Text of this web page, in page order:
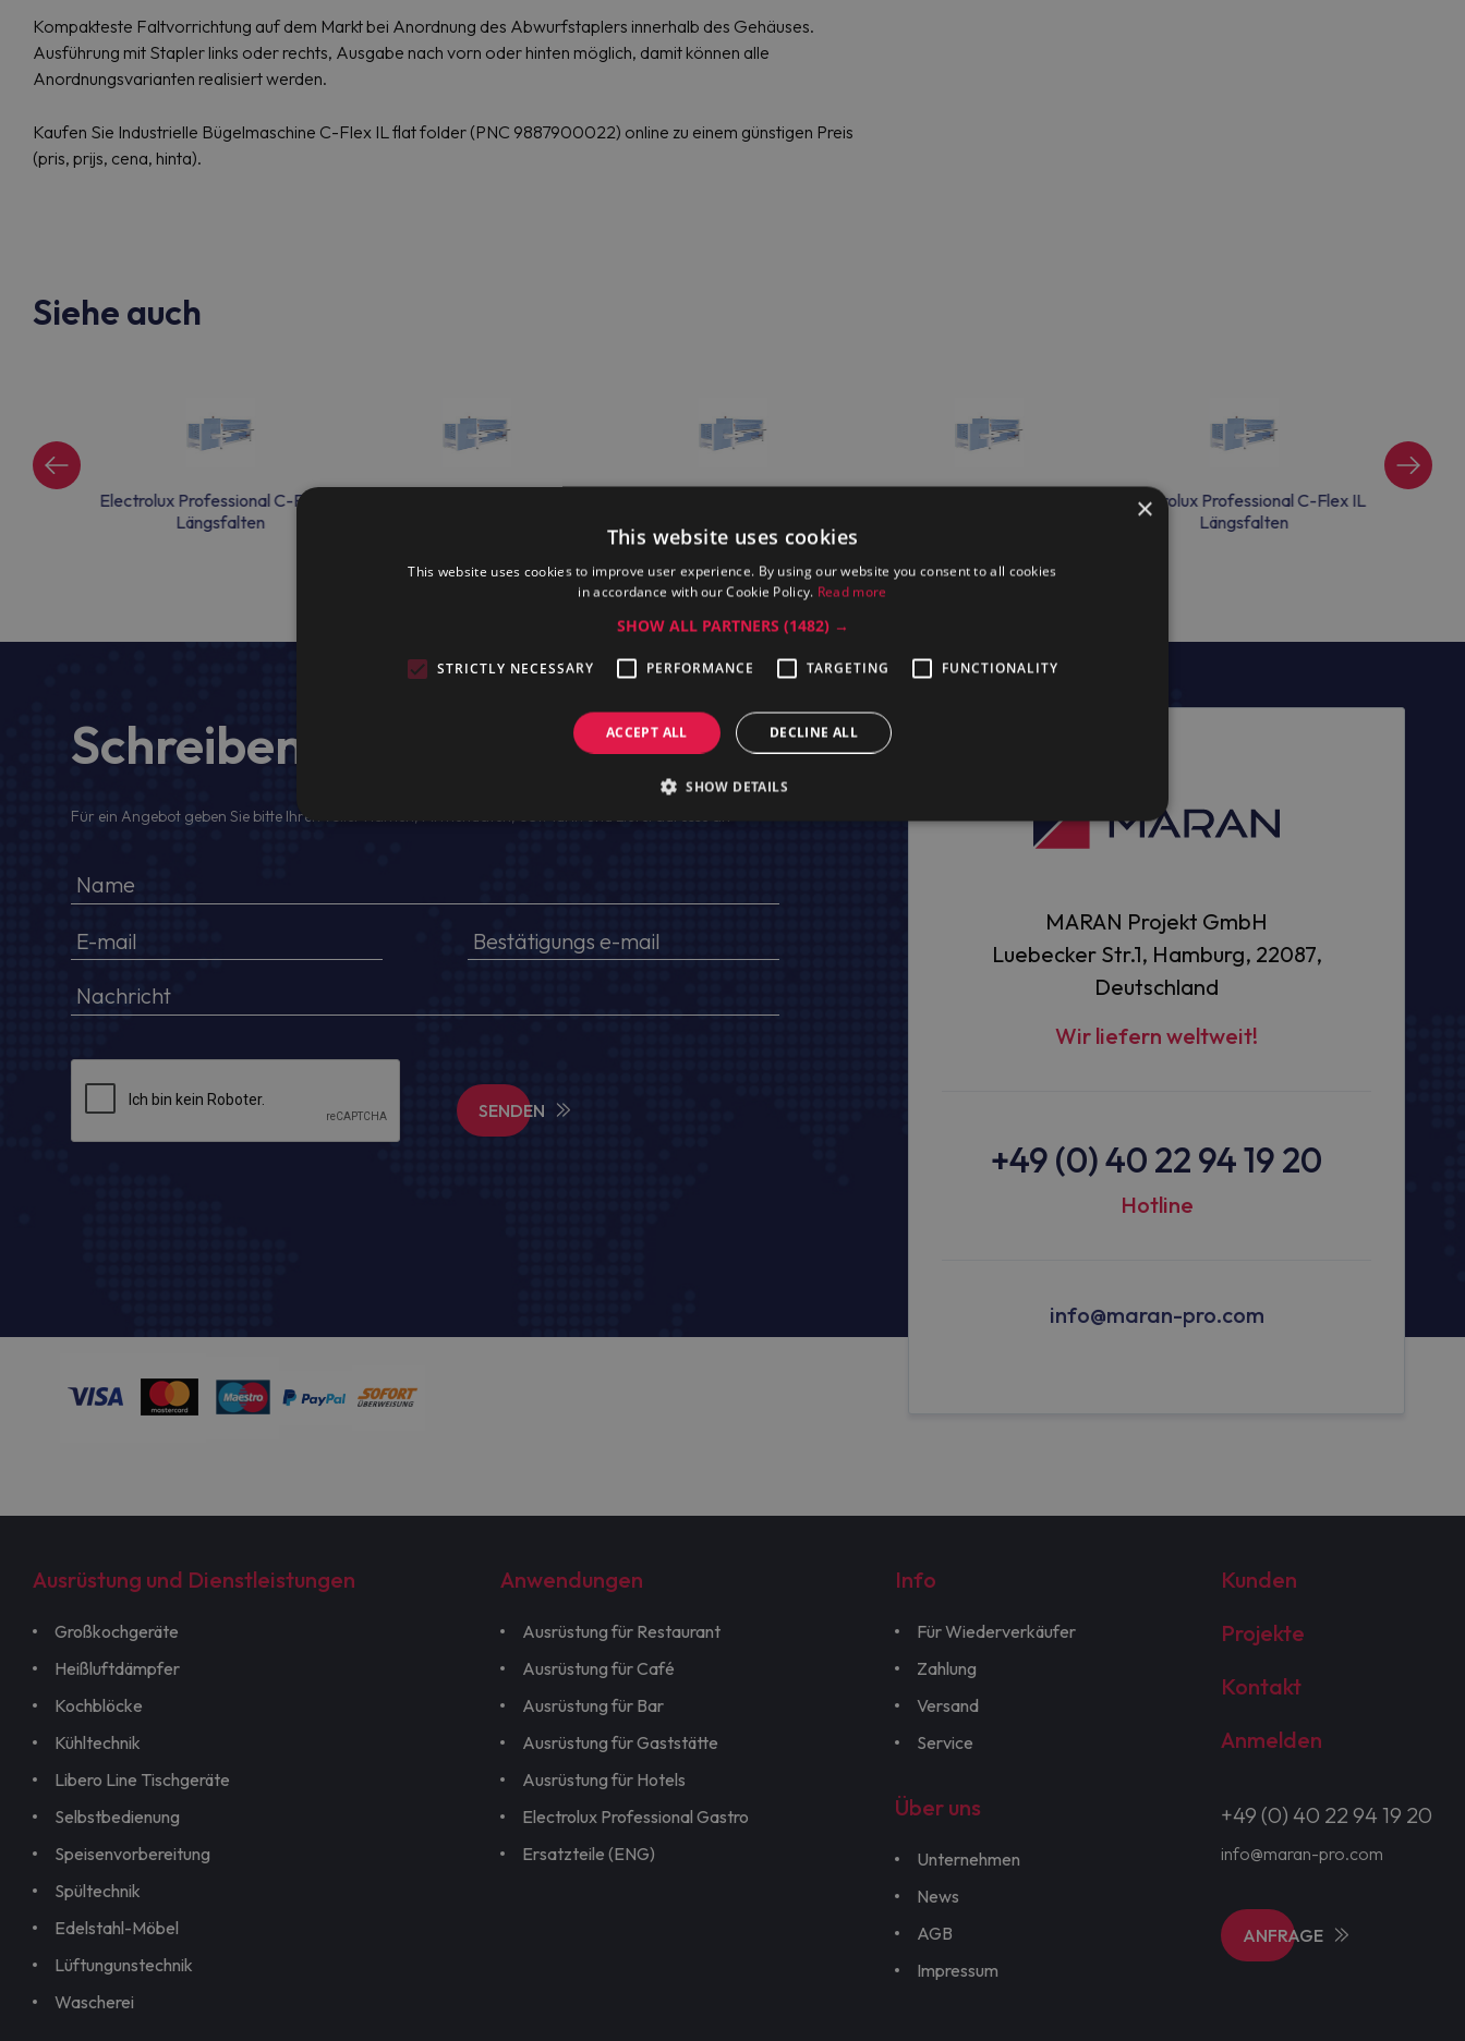
Kompakteste Faltvorrichtung auf dem Markt bei Anordnung des Abwurfstaplers innerhalb des Gehäuses.
Ausführung mit Stapler links oder rechts, Ausgabe nach vorn oder hinten möglich, damit können alle
Anordnungsvarianten realisiert werden.
Kaufen Sie Industrielle Bügelmaschine C-Flex IL flat folder (PNC 9887900022) online zu einem günstigen Preis
(pris, prijs, cena, hinta).
Siehe auch
Electrolux Professional C-Flex IL
Längsfalten
Electrolux Professional C-Flex IL
Längsfalten
Schreiben Sie uns
Für ein Angebot geben Sie bitte Ihren voller Namen, Firmendaten, USt.-IdNr. und Lieferadresse an
SENDEN
MARAN Projekt GmbH
Luebecker Str.1, Hamburg, 22087,
Deutschland
Wir liefern weltweit!
+49 (0) 40 22 94 19 20
Hotline
info@maran-pro.com
Ausrüstung und Dienstleistungen
Großkochgeräte
Heißluftdämpfer
Kochblöcke
Kühltechnik
Libero Line Tischgeräte
Selbstbedienung
Speisenvorbereitung
Spültechnik
Edelstahl-Möbel
Lüftungunstechnik
Wascherei
Anwendungen
Ausrüstung für Restaurant
Ausrüstung für Café
Ausrüstung für Bar
Ausrüstung für Gaststätte
Ausrüstung für Hotels
Electrolux Professional Gastro
Ersatzteile (ENG)
Info
Für Wiederverkäufer
Zahlung
Versand
Service
Über uns
Unternehmen
News
AGB
Impressum
Kunden
Projekte
Kontakt
Anmelden
+49 (0) 40 22 94 19 20
info@maran-pro.com
ANFRAGE
×
This website uses cookies
This website uses cookies to improve user experience. By using our website you consent to all cookies
in accordance with our Cookie Policy. Read more
SHOW ALL PARTNERS (1482) →
STRICTLY NECESSARY PERFORMANCE TARGETING FUNCTIONALITY
ACCEPT ALL DECLINE ALL
SHOW DETAILS